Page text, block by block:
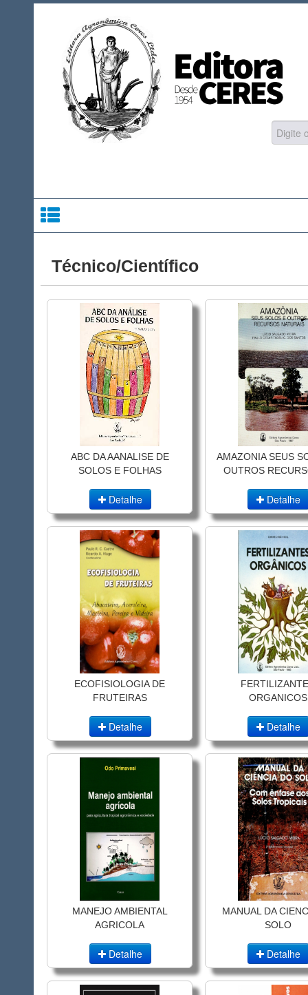
Técnico/Científico
ABC DA AANALISE DE
SOLOS E FOLHAS
Detalhe
AMAZONIA SEUS
OUTROS
Detalhe
ECOFISIOLOGIA DE
FRUTEIRAS
Detalhe
ORGANICOS
Detalhe
MANEJO AMBIENTAL
AGRICOLA
Detalhe
MANUAL DA
SOLO
Detalhe